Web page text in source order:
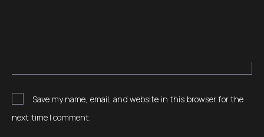
Save my name, email, and website in this browser for the
next time I comment.